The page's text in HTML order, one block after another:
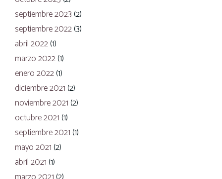
septiembre 2023 (2)
septiembre 2022(3)
abril 2022(1)
marzo 2022(1)
enero 2022(1)
diciembre 2021 (2)
noviembre 2021 (2)
octubre 2021 (1)
septiembre 2021 (1)
mayo 2021 (2)
abril 2021 (1)